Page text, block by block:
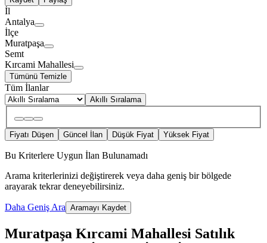
İl
Antalya
İlçe
Muratpaşa
Semt
Kırcami Mahallesi
Tümünü Temizle
Tüm İlanlar
Akıllı Sıralama
Fiyatı Düşen Güncel İlan Düşük Fiyat Yüksek Fiyat
Bu Kriterlere Uygun İlan Bulunamadı
Arama kriterlerinizi değiştirerek veya daha geniş bir bölgede
arayarak tekrar deneyebilirsiniz.
Daha Geniş Ara Aramayı Kaydet
Muratpaşa Kırcami Mahallesi Satılık